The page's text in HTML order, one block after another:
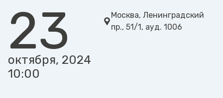
23
октября, 2024
10:00
Москва, Ленинградский
пр., 51/1, ауд. 1006